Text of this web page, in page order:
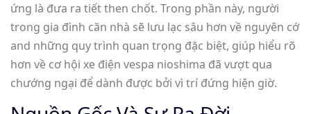
ứng là đưa ra tiết then chốt. Trong phần này, người
trong gia đình căn nhà sẽ lưu lạc sâu hơn về nguyên cớ
and những quy trình quan trọng đặc biệt, giúp hiểu rõ
hơn về cơ hội xe điện vespa nioshima đã vượt qua
chướng ngại để dành được bởi vì trí đứng hiện giờ.